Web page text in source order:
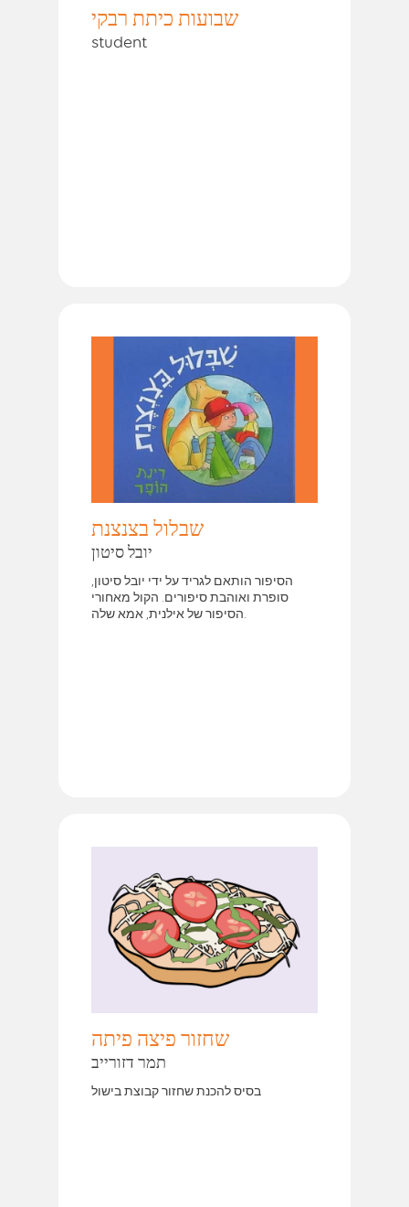
שבועות כיתת רבקי
student
שבלול בצנצנת
יובל סיטון
הסיפור הותאם לגריד על ידי יובל סיטון,
סופרת ואוהבת סיפורים. הקול מאחורי
שחזור פיצה פיתה
בסיס להכנת שחזור קבוצת בישול